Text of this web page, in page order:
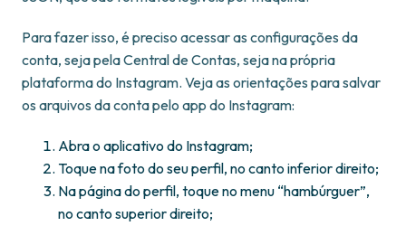
Para fazer isso, é preciso acessar as configurações da
conta, seja pela Central de Contas, seja na própria
plataforma do Instagram. Veja as orientações para salvar
os arquivos da conta pelo app do Instagram:
Abra o aplicativo do Instagram;
Toque na foto do seu perfil, no canto inferior direito;
Na página do perfil, toque no menu “hambúrguer”,
no canto superior direito;